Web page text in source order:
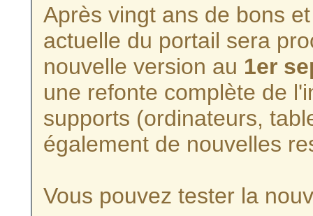
Après vingt ans de bons
actuelle du portail sera
nouvelle version au 1er
une refonte complète de
supports (ordinateurs,
également de nouvelles
Vous pouvez tester la